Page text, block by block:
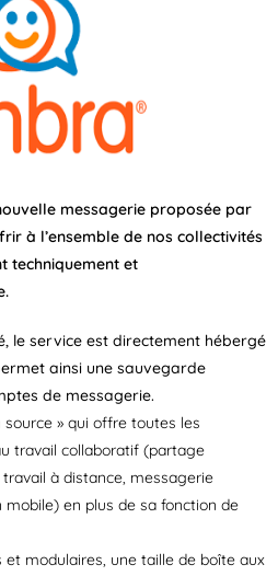
messagerie proposée par
à l’ensemble de nos collectivités
techniquement et
le service est directement hébergé
ainsi une sauvegarde
de messagerie.
» qui offre toutes les
travail collaboratif (partage
à distance, messagerie
en plus de sa fonction de
et modulaires, une taille de boîte aux